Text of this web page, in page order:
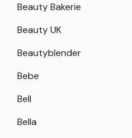
Beauty Bakerie
Beauty UK
Beautyblender
Bebe
Bell
Bella